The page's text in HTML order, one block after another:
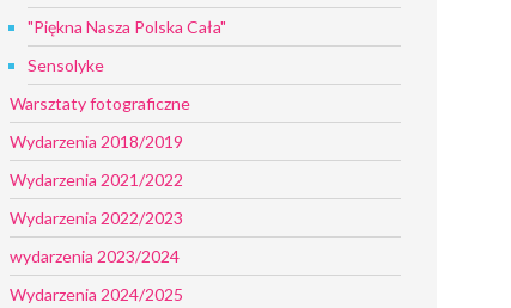
"Piękna Nasza Polska Cała"
Sensolyke
Warsztaty fotograficzne
Wydarzenia 2018/2019
Wydarzenia 2021/2022
Wydarzenia 2022/2023
wydarzenia 2023/2024
Wydarzenia 2024/2025